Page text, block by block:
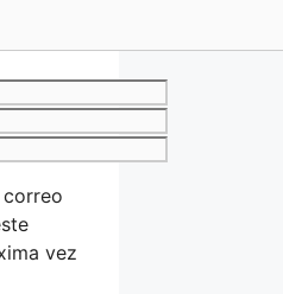
vez